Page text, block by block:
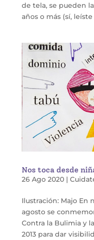
de tela, se pueden
años o más (sí, leíste
Nos toca desde
26 Ago 2020|
Ilustración: Majo En
agosto se
Contra la Bulimia y
2013 para dar